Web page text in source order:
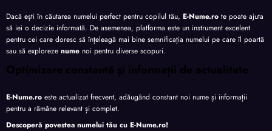
Dacă ești în căutarea numelui perfect pentru copilul tău, E-Nume.ro te poate ajuta
să iei o decizie informată. De asemenea, platforma este un instrument excelent
pentru cei care doresc să înțeleagă mai bine semnificația numelui pe care îl poartă
sau să exploreze nume noi pentru diverse scopuri.
Optimizare constantă și informații de actualitate
E-Nume.ro este actualizat frecvent, adăugând constant noi nume și informații
pentru a rămâne relevant și complet.
Descoperă povestea numelui tău cu E-Nume.ro!